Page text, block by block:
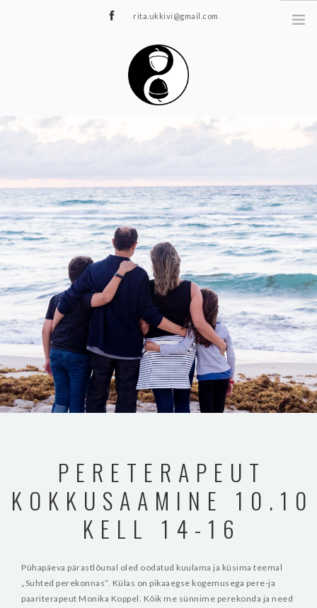
rita.ukkivi@gmail.com
TERAAPIA
ÜRITUSED
TIIMIDELE
GALERII
KONTAKT
PERETERAPEUT
KOKKUSAAMINE 10.10
KELL 14-16
Pühapäeva pärastlõunal oled oodatud kuulama ja küsima teemal
„Suhted perekonnas“. Külas on pikaaegse kogemusega pere-ja
paariterapeut Monika Koppel. Kõik me sünnime perekonda ja need